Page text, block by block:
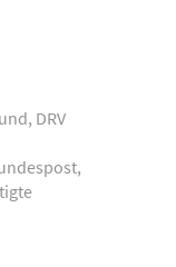
DRV